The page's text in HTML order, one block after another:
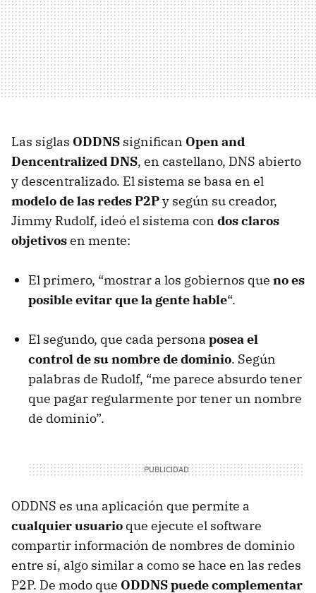
Las siglas ODDNS significan Open and
Dencentralized DNS, en castellano, DNS abierto
y descentralizado. El sistema se basa en el
modelo de las redes P2Py según su creador,
Jimmy Rudolf, ideó el sistema con dos claros
objetivosen mente:
El primero, “mostrar a los gobiernos que no es
posible evitar que la gente hable“.
El segundo, que cada persona posea el
control de su nombre de dominio. Según
palabras de Rudolf, “me parece absurdo tener
que pagar regularmente por tener un nombre
de dominio”.
ODDNS es una aplicación que permite a
cualquier usuario que ejecute el software
compartir información de nombres de dominio
entre sí, algo similar a como se hace en las redes
P2P. De modo que ODDNSpuede complementar